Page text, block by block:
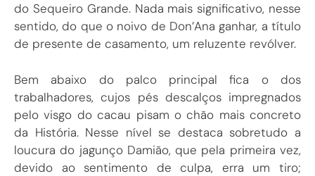
do Sequeiro Grande. Nada mais significativo, nesse
sentido, do que o noivo de Don’Ana ganhar, a título
de presente de casamento, um reluzente revólver.
Bem abaixo do palco principal fica o dos
trabalhadores, cujos pés descalços impregnados
pelo visgo do cacau pisam o chão mais concreto
da História. Nesse nível se destaca sobretudo a
loucura do jagunço Damião, que pela primeira vez,
devido ao sentimento de culpa, erra um tiro;